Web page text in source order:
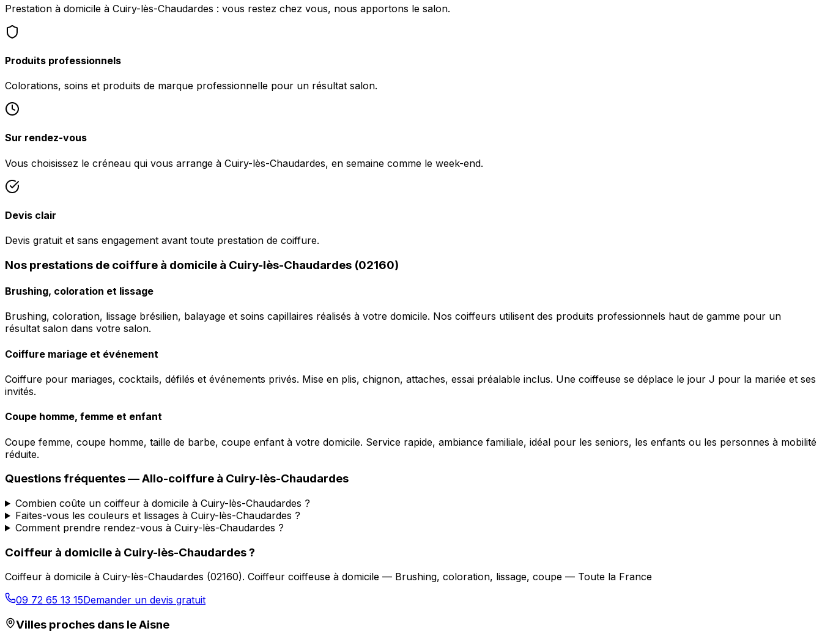
Prestation à domicile à Cuiry-lès-Chaudardes : vous restez chez vous, nous apportons le salon.
Produits professionnels
Colorations, soins et produits de marque professionnelle pour un résultat salon.
Sur rendez-vous
Vous choisissez le créneau qui vous arrange à Cuiry-lès-Chaudardes, en semaine comme le week-end.
Devis clair
Devis gratuit et sans engagement avant toute prestation de coiffure.
Nos prestations de coiffure à domicile à Cuiry-lès-Chaudardes (02160)
Brushing, coloration et lissage
Brushing, coloration, lissage brésilien, balayage et soins capillaires réalisés à votre domicile. Nos coiffeurs utilisent des produits professionnels haut de gamme pour un
résultat salon dans votre salon.
Coiffure mariage et événement
Coiffure pour mariages, cocktails, défilés et événements privés. Mise en plis, chignon, attaches, essai préalable inclus. Une coiffeuse se déplace le jour J pour la mariée et ses
invités.
Coupe homme, femme et enfant
Coupe femme, coupe homme, taille de barbe, coupe enfant à votre domicile. Service rapide, ambiance familiale, idéal pour les seniors, les enfants ou les personnes à mobilité
réduite.
Questions fréquentes —Allo-coiffure à Cuiry-lès-Chaudardes
Combien coûte un coiffeur à domicile à Cuiry-lès-Chaudardes ?
Faites-vous les couleurs et lissages à Cuiry-lès-Chaudardes ?
Comment prendre rendez-vous à Cuiry-lès-Chaudardes ?
Coiffeur à domicile à Cuiry-lès-Chaudardes?
Coiffeur à domicile à Cuiry-lès-Chaudardes (02160). Coiffeur coiffeuse à domicile — Brushing, coloration, lissage, coupe — Toute la France
09 72 65 13 15Demander un devis gratuit
Villes proches dans leAisne